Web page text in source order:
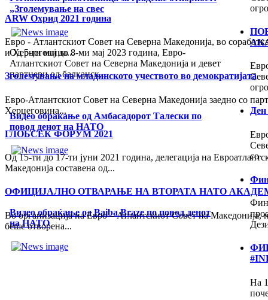
ARW Охрид 2021 година
Евро - Атлантскиот Совет на Северна Македонија, во
и Херцеговина...
Зголемување на младинското учеството во демократијата
Евро-Атлантскиот Совет на Северна Македонија заедно со
Херцеговина...
ГЛОБСЕК ФОРУМ 2021
Од 15-ти до 17-ти јуни 2021 година, делегација на
Македонија составена од...
ОФИЦИЈАЛНО ОТВАРАЊЕ НА ВТОРАТА НАТО
Во организација на Евро – Атлантскиот Совет на Македонија,
беше отворена...
„Зголемување на свес
Од 5-ти мај до 8-ми мај 2023 година, Евро-
Атлантскиот Совет на Северна Македонија и девет
партнери од балканск...
Видео обраќањe од Амбасадорот Талески по
повод денот на НАТО
Видео обраќање од Baiba Braze по повод денот
на НАТО
огро
огро
со
На